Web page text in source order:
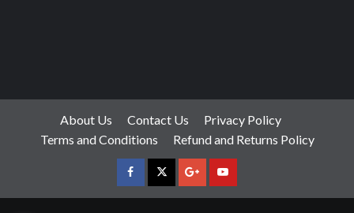
About Us Contact Us
Privacy Policy
Terms and Conditions
Refund and Returns Policy
facebookTwitterGoogleYouTube